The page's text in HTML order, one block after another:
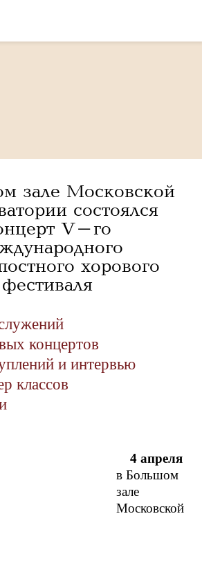
зале Московской
состоялся
V-го
хорового
фестиваля
концертов
и интервью
классов
4 апреля
в Большом
зале
Московской